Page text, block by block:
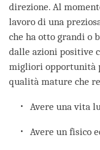
direzione. Al
lavoro di una
che ha otto grandi o
dalle azioni positive
migliori opportunità
qualità mature che
Avere una vita
Avere un fisico